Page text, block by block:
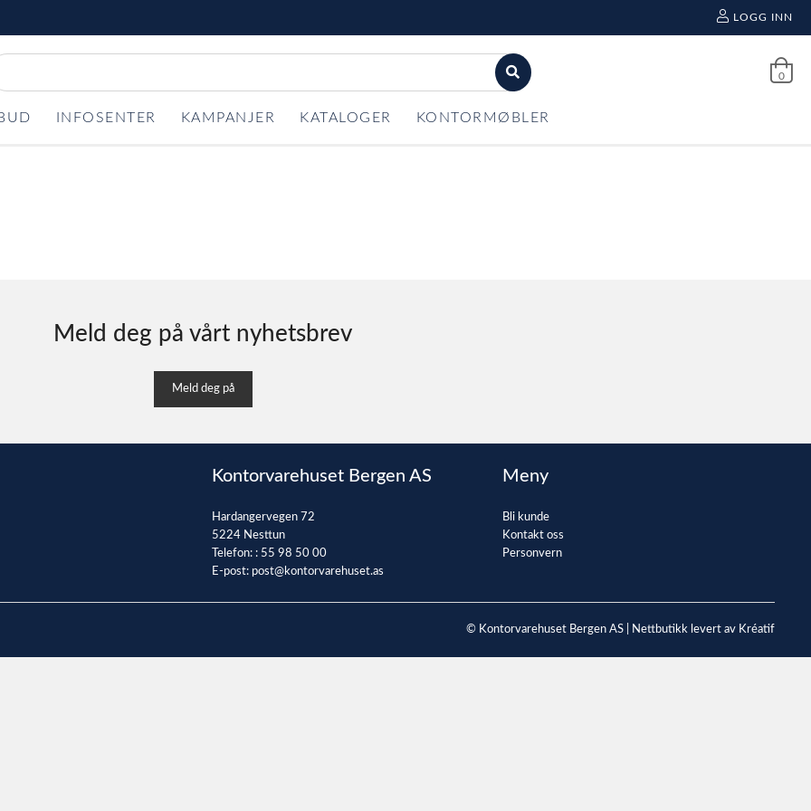
LOGG INN
0
INFOSENTER KAMPANJER KATALOGER KONTORMØBLER
Meld deg på vårt nyhetsbrev
Meld deg på
Kontorvarehuset Bergen AS
Hardangervegen 72
5224 Nesttun
Telefon: : 55 98 50 00
E-post: post@kontorvarehuset.as
Meny
Bli kunde
Kontakt oss
Personvern
© Kontorvarehuset Bergen AS | Nettbutikk levert av Kréatif